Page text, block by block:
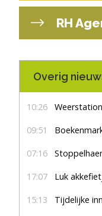
RH
Overig
10:26 Weerstation
09:51 Boekenmarkt
07:16
17:07 Luk
15:13 Tijdelijke